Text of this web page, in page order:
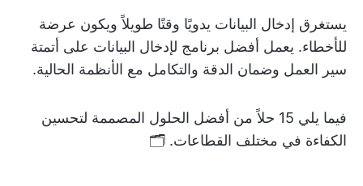
يستغرق إدخال البيانات يدويًا وقتًا طويلاً ويكون عرضة
للأخطاء. يعمل أفضل برنامج لإدخال البيانات على أتمتة
سير العمل وضمان الدقة والتكامل مع الأنظمة الحالية.
فيما يلي 15 حلاً من أفضل الحلول المصممة لتحسين
الكفاءة في مختلف القطاعات. 🗂️